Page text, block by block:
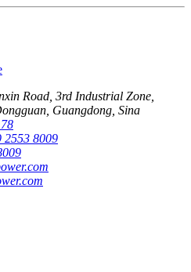
Road, 3rd Industrial Zone,
Guangdong, Sina
2553 8009